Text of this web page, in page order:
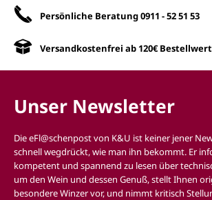
Persönliche Beratung0911 - 52 51 53
Versandkostenfrei ab 120€ Bestellwert
Unser Newsletter
Die eFl@schenpost von K&U ist keiner jener
schnell wegdrückt, wie man ihn bekommt. Er
kompetent und spannend zu lesen über
um den Wein und dessen Genuß, stellt Ihnen
besondere Winzer vor, und nimmt kritisch